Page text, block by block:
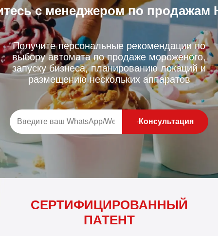
с менеджером по продажам
Получите персональные рекомендации по
выбору автомата по продаже мороженого,
запуску бизнеса, планированию локаций и
размещению нескольких аппаратов
Консультация
СЕРТИФИЦИРОВАННЫЙ
ПАТЕНТ